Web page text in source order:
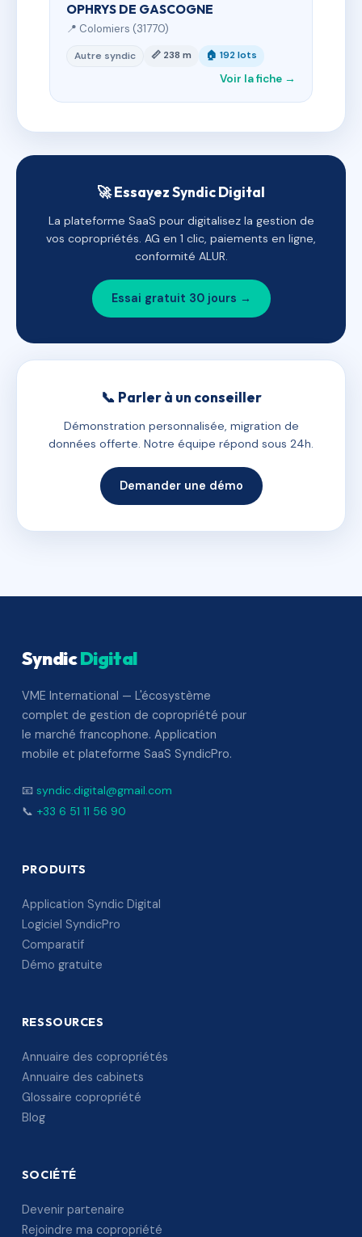
OPHRYS DE GASCOGNE
📍 Colomiers (31770)
Autre syndic 📏 238 m 🏠 192 lots
Voir la fiche →
🚀 Essayez Syndic Digital
La plateforme SaaS pour digitalisez la gestion de
vos copropriétés. AG en 1 clic, paiements en ligne,
conformité ALUR.
Essai gratuit 30 jours →
📞 Parler à un conseiller
Démonstration personnalisée, migration de
données offerte. Notre équipe répond sous 24h.
Demander une démo
SyndicDigital
VME International — L'écosystème
complet de gestion de copropriété pour
le marché francophone. Application
mobile et plateforme SaaS SyndicPro.
📧 syndic.digital@gmail.com
📞 +33 6 51 11 56 90
PRODUITS
Application Syndic Digital
Logiciel SyndicPro
Comparatif
Démo gratuite
RESSOURCES
Annuaire des copropriétés
Annuaire des cabinets
Glossaire copropriété
Blog
SOCIÉTÉ
Devenir partenaire
Rejoindre ma copropriété